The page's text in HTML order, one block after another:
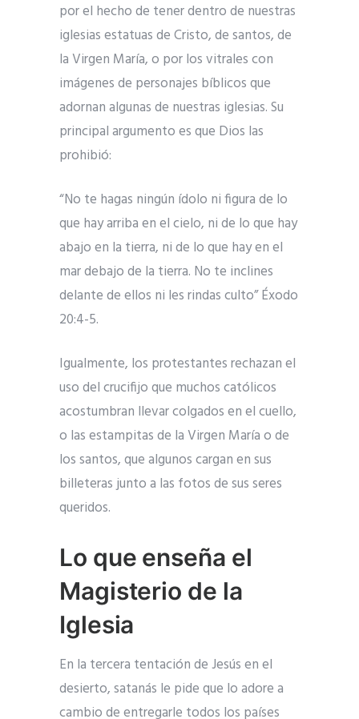
por el hecho de tener dentro de nuestras
iglesias estatuas de Cristo, de santos, de
la Virgen María, o por los vitrales con
imágenes de personajes bíblicos que
adornan algunas de nuestras iglesias. Su
principal argumento es que Dios las
prohibió:
“No te hagas ningún ídolo ni figura de lo
que hay arriba en el cielo, ni de lo que hay
abajo en la tierra, ni de lo que hay en el
mar debajo de la tierra. No te inclines
delante de ellos ni les rindas culto” Éxodo
20:4-5.
Igualmente, los protestantes rechazan el
uso del crucifijo que muchos católicos
acostumbran llevar colgados en el cuello,
o las estampitas de la Virgen María o de
los santos, que algunos cargan en sus
billeteras junto a las fotos de sus seres
queridos.
Lo que enseña el
Magisterio de la
Iglesia
En la tercera tentación de Jesús en el
desierto, satanás le pide que lo adore a
cambio de entregarle todos los países